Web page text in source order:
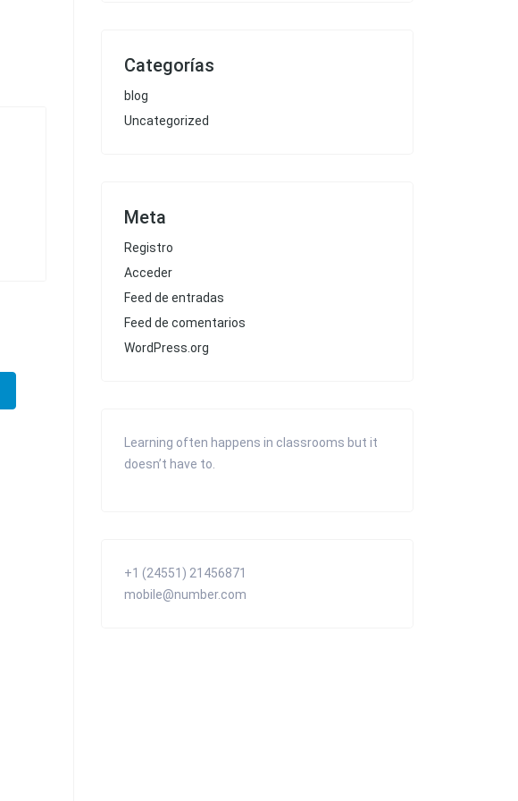
Categorías
blog
Uncategorized
Meta
Registro
Acceder
Feed de entradas
Feed de comentarios
WordPress.org
Learning often happens in classrooms but it
doesn’t have to.
+1 (24551) 21456871
mobile@number.com